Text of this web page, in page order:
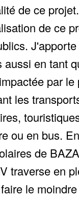
de ce
de ce
en tant
par
les
ou en bus.
de
traverse en
le